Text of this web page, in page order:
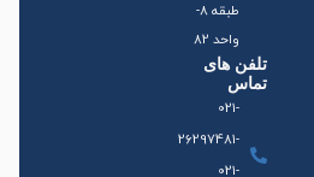
طبقه 8-
واحد 82
تلفن های
تماس
021-
26297481-
021-